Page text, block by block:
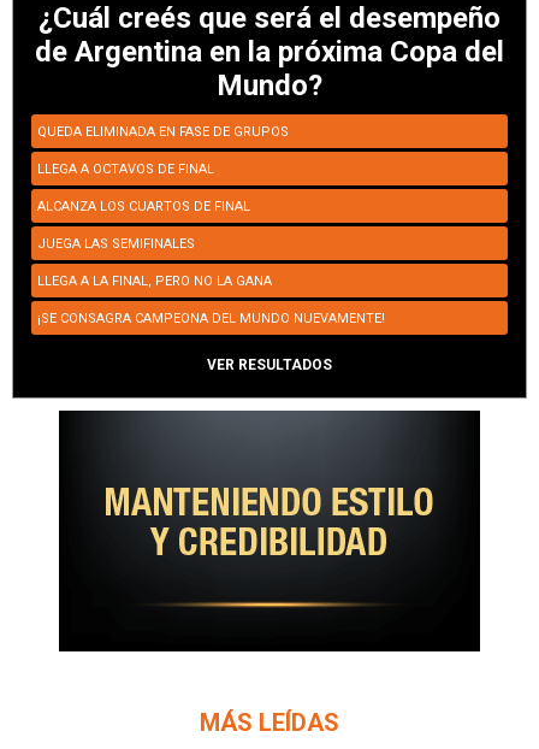
¿Cuál creés que será el desempeño
de Argentina en la próxima Copa del
Mundo?
QUEDA ELIMINADA EN FASE DE GRUPOS
LLEGA A OCTAVOS DE FINAL
ALCANZA LOS CUARTOS DE FINAL
JUEGA LAS SEMIFINALES
LLEGA A LA FINAL, PERO NO LA GANA
¡SE CONSAGRA CAMPEONA DEL MUNDO NUEVAMENTE!
VER RESULTADOS
MÁS LEÍDAS